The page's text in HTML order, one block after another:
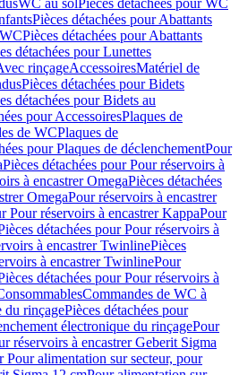
WC au solPièces détachées pour WC
Pièces détachées pour Abattants
Pièces détachées pour Abattants
détachées pour Lunettes
rinçageAccessoiresMatériel de
Pièces détachées pour Bidets
détachées pour Bidets au
pour AccessoiresPlaques de
de WCPlaques de
pour Plaques de déclenchementPour
Pièces détachées pour Pour réservoirs à
à encastrer OmegaPièces détachées
OmegaPour réservoirs à encastrer
Pour réservoirs à encastrer KappaPour
détachées pour Pour réservoirs à
à encastrer TwinlinePièces
à encastrer TwinlinePour
détachées pour Pour réservoirs à
Commandes de WC à
du rinçagePièces détachées pour
électronique du rinçagePour
réservoirs à encastrer Geberit Sigma
Pour alimentation sur secteur, pour